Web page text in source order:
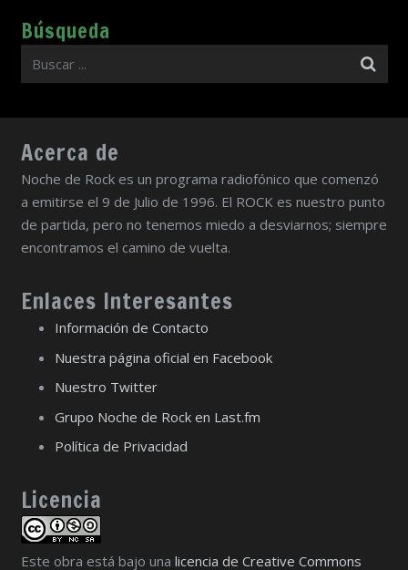
Búsqueda
Acerca de
Noche de Rock es un programa radiofónico que comenzó
a emitirse el 9 de Julio de 1996. El ROCK es nuestro punto
de partida, pero no tenemos miedo a desviarnos; siempre
encontramos el camino de vuelta.
Enlaces Interesantes
Información de Contacto
Nuestra página oficial en Facebook
Nuestro Twitter
Grupo Noche de Rock en Last.fm
Política de Privacidad
Licencia
Este obra está bajo una licencia de Creative Commons